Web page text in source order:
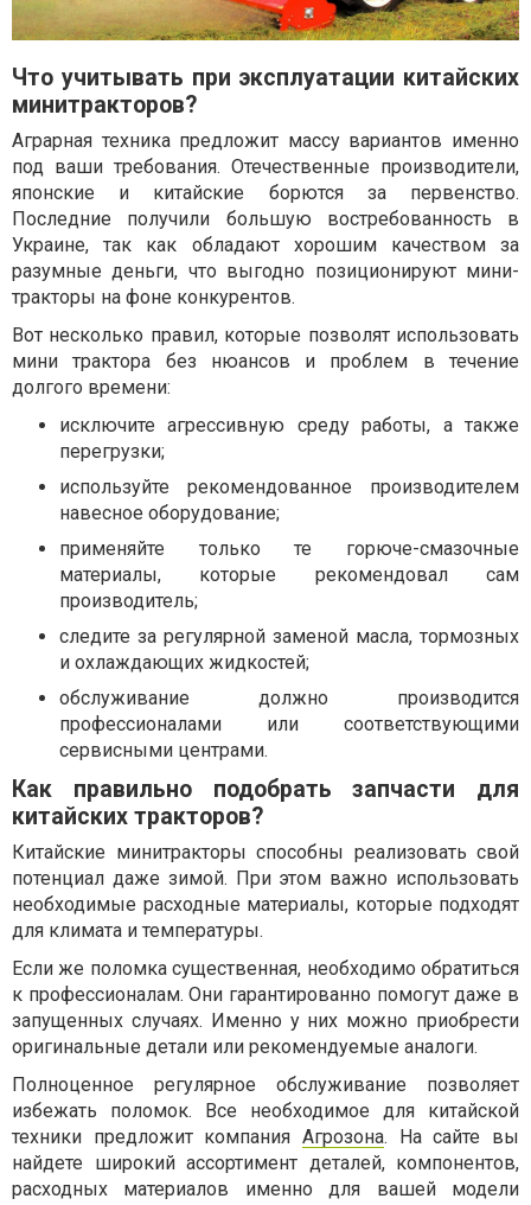
Что учитывать при эксплуатации китайских
минитракторов?
Аграрная техника предложит массу вариантов именно
под ваши требования. Отечественные производители,
японские и китайские борются за первенство.
Последние получили большую востребованность в
Украине, так как обладают хорошим качеством за
разумные деньги, что выгодно позиционируют мини-
тракторы на фоне конкурентов.
Вот несколько правил, которые позволят использовать
мини трактора без нюансов и проблем в течение
долгого времени:
исключите агрессивную среду работы, а также
перегрузки;
используйте рекомендованное производителем
навесное оборудование;
применяйте только те горюче-смазочные
материалы, которые рекомендовал сам
производитель;
следите за регулярной заменой масла, тормозных
и охлаждающих жидкостей;
обслуживание должно производится
профессионалами или соответствующими
сервисными центрами.
Как правильно подобрать запчасти для
китайских тракторов?
Китайские минитракторы способны реализовать свой
потенциал даже зимой. При этом важно использовать
необходимые расходные материалы, которые подходят
для климата и температуры.
Если же поломка существенная, необходимо обратиться
к профессионалам. Они гарантированно помогут даже в
запущенных случаях. Именно у них можно приобрести
оригинальные детали или рекомендуемые аналоги.
Полноценное регулярное обслуживание позволяет
избежать поломок. Все необходимое для китайской
техники предложит компания Агрозона. На сайте вы
найдете широкий ассортимент деталей, компонентов,
расходных материалов именно для вашей модели